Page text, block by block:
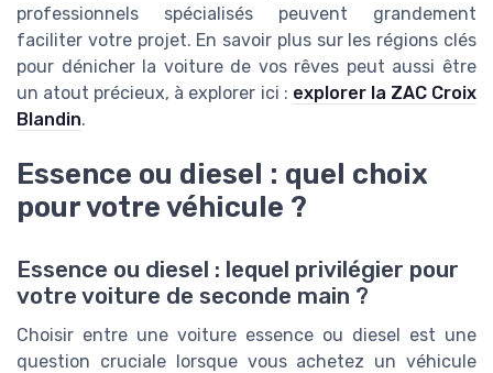
professionnels spécialisés peuvent grandement
faciliter votre projet. En savoir plus sur les régions clés
pour dénicher la voiture de vos rêves peut aussi être
un atout précieux, à explorer ici : explorer la ZAC Croix
Blandin.
Essence ou diesel : quel choix
pour votre véhicule ?
Essence ou diesel : lequel privilégier pour
votre voiture de seconde main ?
Choisir entre une voiture essence ou diesel est une
question cruciale lorsque vous achetez un véhicule